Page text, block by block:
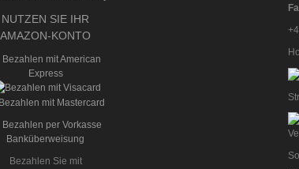
NUTZEN SIE IHR
AMAZON-KONTO
Bezahlen Sie mit